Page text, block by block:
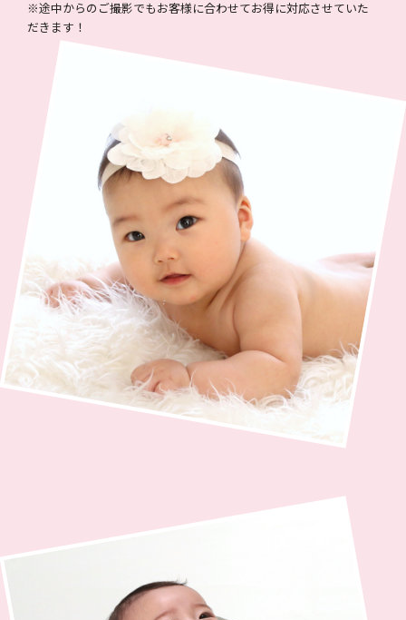
※途中からのご撮影でもお客様に合わせてお得に対応させていた
だきます！